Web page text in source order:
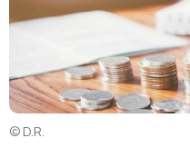
© D.R.